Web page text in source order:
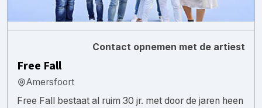
Contact opnemen met de artiest
Free Fall
Amersfoort
Free Fall bestaat al ruim 30 jr. met door de jaren heen